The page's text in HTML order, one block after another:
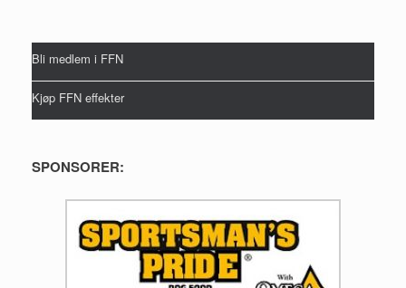
Bli medlem i FFN
Kjøp FFN effekter
SPONSORER: